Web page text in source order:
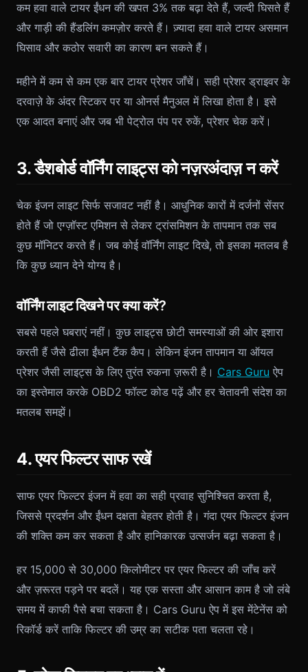
कम हवा वाले टायर ईंधन की खपत 3% तक बढ़ा देते हैं, जल्दी घिसते हैं
और गाड़ी की हैंडलिंग कमज़ोर करते हैं। ज़्यादा हवा वाले टायर असमान
घिसाव और कठोर सवारी का कारण बन सकते हैं।
महीने में कम से कम एक बार टायर प्रेशर जाँचें। सही प्रेशर ड्राइवर के
दरवाज़े के अंदर स्टिकर पर या ओनर्स मैनुअल में लिखा होता है। इसे
एक आदत बनाएं और जब भी पेट्रोल पंप पर रुकें, प्रेशर चेक करें।
3. डैशबोर्ड वॉर्निंग लाइट्स को नज़रअंदाज़ न करें
चेक इंजन लाइट सिर्फ सजावट नहीं है। आधुनिक कारों में दर्जनों सेंसर
होते हैं जो एग्ज़ॉस्ट एमिशन से लेकर ट्रांसमिशन के तापमान तक सब
कुछ मॉनिटर करते हैं। जब कोई वॉर्निंग लाइट दिखे, तो इसका मतलब है
कि कुछ ध्यान देने योग्य है।
वॉर्निंग लाइट दिखने पर क्या करें?
सबसे पहले घबराएं नहीं। कुछ लाइट्स छोटी समस्याओं की ओर इशारा
करती हैं जैसे ढीला ईंधन टैंक कैप। लेकिन इंजन तापमान या ऑयल
प्रेशर जैसी लाइट्स के लिए तुरंत रुकना ज़रूरी है। Cars Guru ऐप
का इस्तेमाल करके OBD2 फॉल्ट कोड पढ़ें और हर चेतावनी संदेश का
मतलब समझें।
4. एयर फिल्टर साफ रखें
साफ एयर फिल्टर इंजन में हवा का सही प्रवाह सुनिश्चित करता है,
जिससे प्रदर्शन और ईंधन दक्षता बेहतर होती है। गंदा एयर फिल्टर इंजन
की शक्ति कम कर सकता है और हानिकारक उत्सर्जन बढ़ा सकता है।
हर 15,000 से 30,000 किलोमीटर पर एयर फिल्टर की जाँच करें
और ज़रूरत पड़ने पर बदलें। यह एक सस्ता और आसान काम है जो लंबे
समय में काफी पैसे बचा सकता है। Cars Guru ऐप में इस मेंटेनेंस को
रिकॉर्ड करें ताकि फिल्टर की उम्र का सटीक पता चलता रहे।